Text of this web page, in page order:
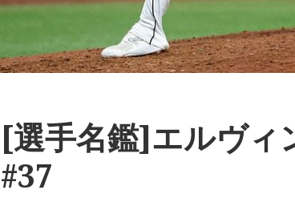
[選手名鑑]エルヴィ
#37